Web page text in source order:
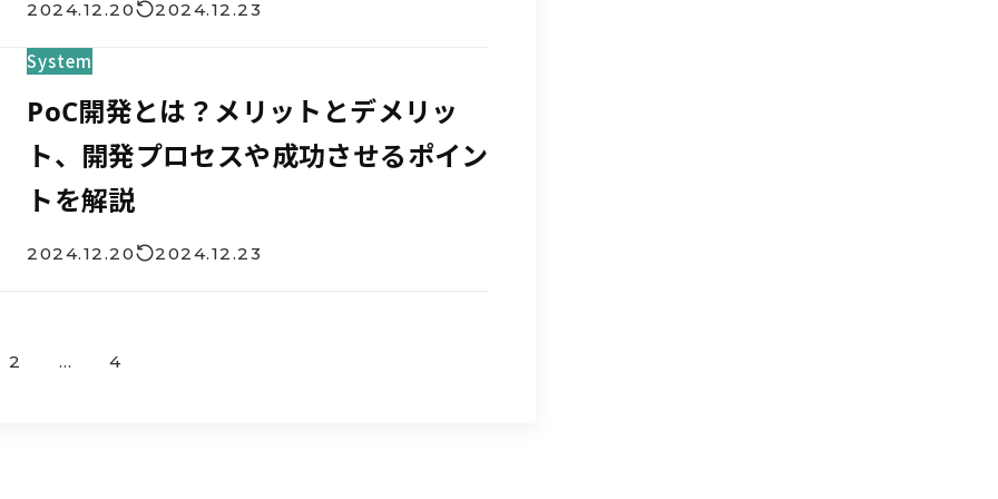
2024.12.20 2024.12.23
System
PoC開発とは？メリットとデメリッ
ト、開発プロセスや成功させるポイン
トを解説
2024.12.20 2024.12.23
2 … 4